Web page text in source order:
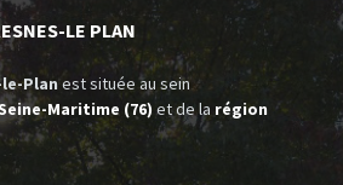
LE PLAN
Planest située au sein
Maritime (76) et de la région